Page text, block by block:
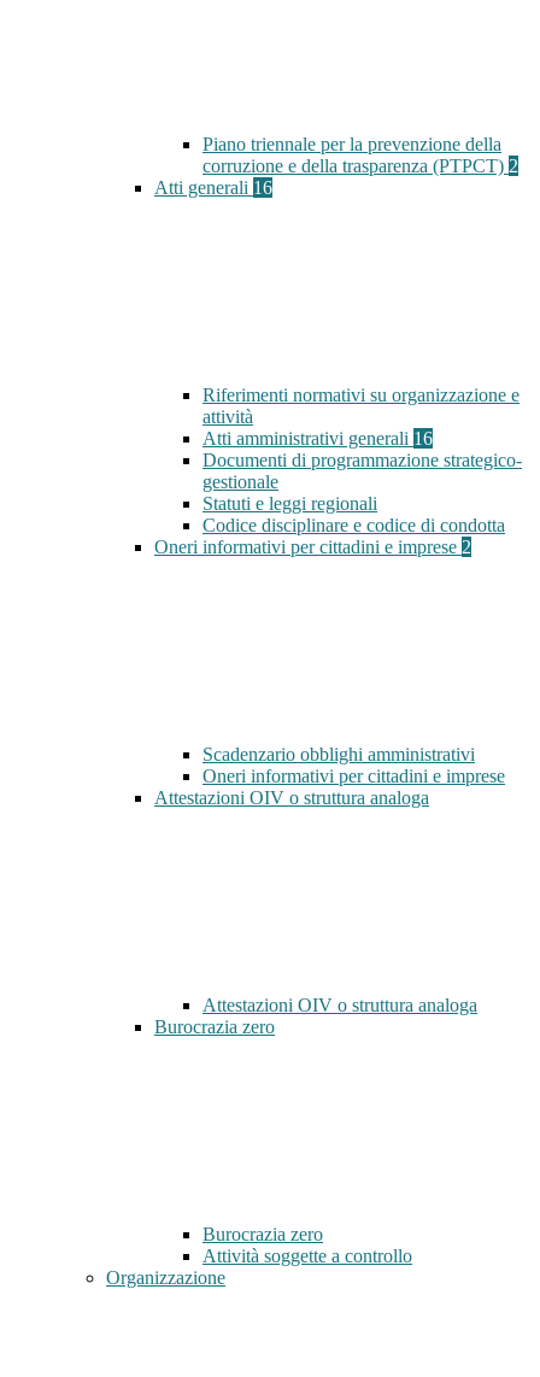
Piano triennale per la prevenzione della
corruzione e della trasparenza (PTPCT) 2
Atti generali 16
Riferimenti normativi su organizzazione e
attività
Atti amministrativi generali 16
Documenti di programmazione strategico-
gestionale
Statuti e leggi regionali
Codice disciplinare e codice di condotta
Oneri informativi per cittadini e imprese 2
Scadenzario obblighi amministrativi
Oneri informativi per cittadini e imprese
Attestazioni OIV o struttura analoga
Attestazioni OIV o struttura analoga
Burocrazia zero
Burocrazia zero
Attività soggette a controllo
Organizzazione